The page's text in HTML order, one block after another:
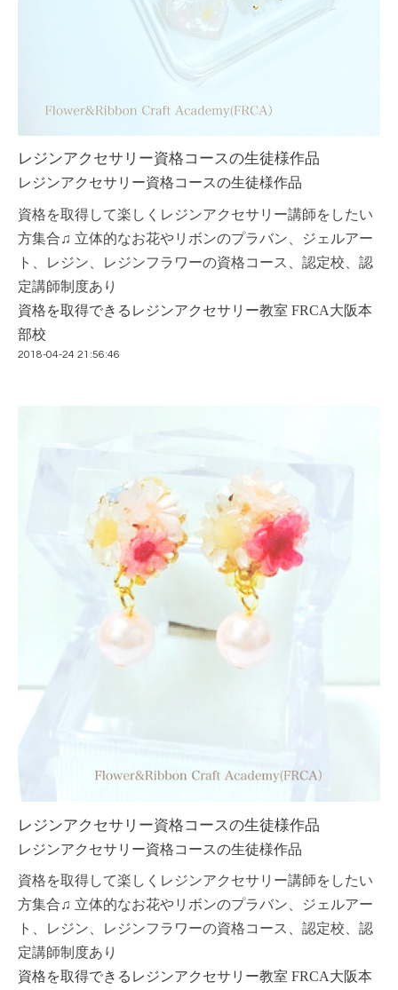
レジンアクセサリー資格コースの生徒様作品
レジンアクセサリー資格コースの生徒様作品
資格を取得して楽しくレジンアクセサリー講師をしたい
方集合♫ 立体的なお花やリボンのプラバン、ジェルアー
ト、レジン、レジンフラワーの資格コース、認定校、認
定講師制度あり
資格を取得できるレジンアクセサリー教室 FRCA大阪本
部校
2018-04-24 21:56:46
レジンアクセサリー資格コースの生徒様作品
レジンアクセサリー資格コースの生徒様作品
資格を取得して楽しくレジンアクセサリー講師をしたい
方集合♫ 立体的なお花やリボンのプラバン、ジェルアー
ト、レジン、レジンフラワーの資格コース、認定校、認
定講師制度あり
資格を取得できるレジンアクセサリー教室 FRCA大阪本